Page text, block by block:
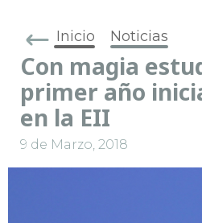
Inicio Noticias
Con magia
primer año
en la EII
9 de Marzo, 2018